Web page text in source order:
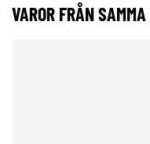
VAROR FRÅN